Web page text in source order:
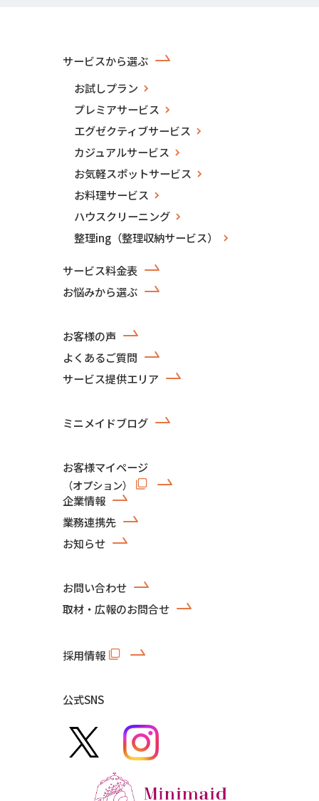
サービスから選ぶ
お試しプラン
プレミアサービス
エグゼクティブサービス
カジュアルサービス
お気軽スポットサービス
お料理サービス
ハウスクリーニング
整理ing（整理収納サービス）
サービス料金表
お悩みから選ぶ
お客様の声
よくあるご質問
サービス提供エリア
ミニメイドブログ
お客様マイページ
（オプション）
企業情報
業務連携先
お知らせ
お問い合わせ
取材・広報のお問合せ
採用情報
公式SNS